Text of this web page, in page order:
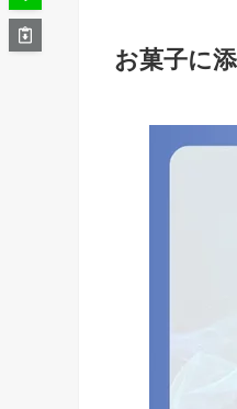
お菓子に